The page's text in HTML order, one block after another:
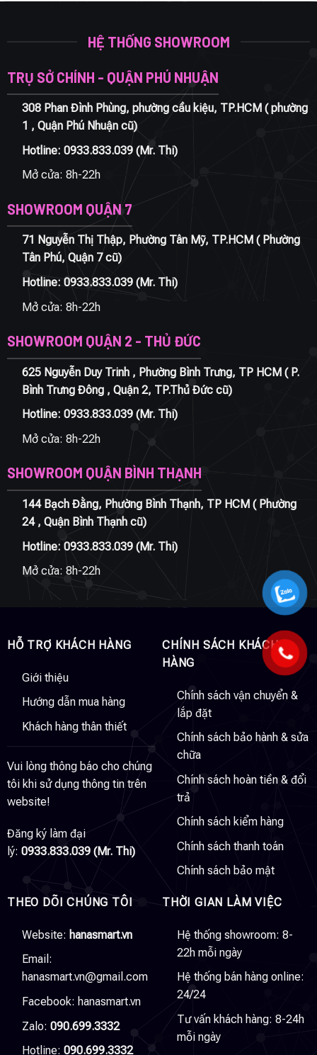
HỆ THỐNG SHOWROOM
TRỤ SỞ CHÍNH - QUẬN PHÚ NHUẬN
308 Phan Đình Phùng, phường cầu kiệu, TP.HCM ( phường
1 , Quận Phú Nhuận cũ)
Hotline: 0933.833.039(Mr. Thi)
Mở cửa: 8h-22h
SHOWROOM QUẬN 7
71 Nguyễn Thị Thập, Phường Tân Mỹ, TP.HCM ( Phường
Tân Phú, Quận 7 cũ)
Hotline: 0933.833.039(Mr. Thi)
Mở cửa: 8h-22h
SHOWROOM QUẬN 2 - THỦ ĐỨC
625 Nguyễn Duy Trinh , Phường Bình Trưng, TP HCM ( P.
Bình Trưng Đông , Quận 2, TP.Thủ Đức cũ)
Hotline: 0933.833.039(Mr. Thi)
Mở cửa: 8h-22h
SHOWROOM QUẬN BÌNH THẠNH
144 Bạch Đằng, Phường Bình Thạnh, TP HCM ( Phường
24 , Quận Bình Thạnh cũ)
Hotline: 0933.833.039(Mr. Thi)
Mở cửa: 8h-22h
HỖ TRỢ KHÁCH HÀNG
Giới thiệu
Hướng dẫn mua hàng
Khách hàng thân thiết
Vui lòng thông báo cho chúng
tôi khi sử dụng thông tin trên
website!
Đăng ký làm đại
lý: 0933.833.039 (Mr. Thi)
CHÍNH SÁCH KHÁCH
HÀNG
Chính sách vận chuyển &
lắp đặt
Chính sách bảo hành & sửa
chữa
Chính sách hoàn tiền & đổi
trả
Chính sách kiểm hàng
Chính sách thanh toán
Chính sách bảo mật
THEO DÕI CHÚNG TÔI
Website: hanasmart.vn
Email:
hanasmart.vn@gmail.com
Facebook: hanasmart.vn
Zalo: 090.699.3332
Hotline: 090.699.3332
THỜI GIAN LÀM VIỆC
Hệ thống showroom: 8-
22h mỗi ngày
Hệ thống bán hàng online:
24/24
Tư vấn khách hàng: 8-24h
mỗi ngày